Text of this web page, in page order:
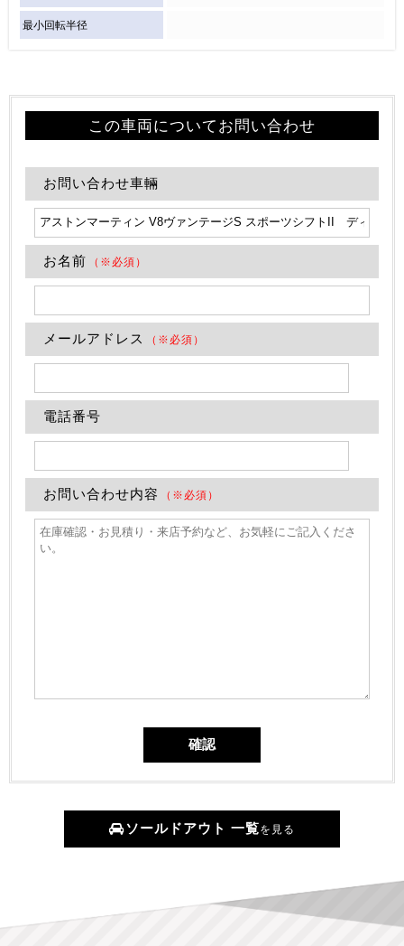
最小回転半径
この車両についてお問い合わせ
お問い合わせ車輛
お名前 （※必須）
メールアドレス （※必須）
電話番号
お問い合わせ内容 （※必須）
ソールドアウト 一覧を見る